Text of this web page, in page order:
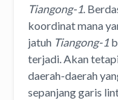
Tiangong-1.
koordinat mana
jatuh Tiangong-1
terjadi. Akan
daerah-daerah
sepanjang garis